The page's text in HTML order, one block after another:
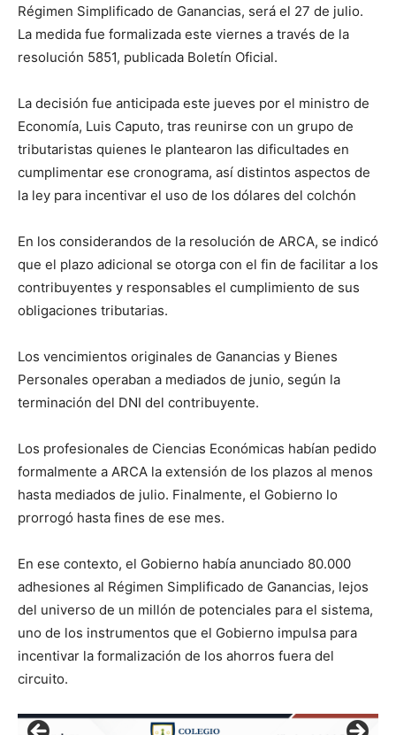
Régimen Simplificado de Ganancias, será el 27 de julio.
La medida fue formalizada este viernes a través de la
resolución 5851, publicada Boletín Oficial.
La decisión fue anticipada este jueves por el ministro de
Economía, Luis Caputo, tras reunirse con un grupo de
tributaristas quienes le plantearon las dificultades en
cumplimentar ese cronograma, así distintos aspectos de
la ley para incentivar el uso de los dólares del colchón
En los considerandos de la resolución de ARCA, se indicó
que el plazo adicional se otorga con el fin de facilitar a los
contribuyentes y responsables el cumplimiento de sus
obligaciones tributarias.
Los vencimientos originales de Ganancias y Bienes
Personales operaban a mediados de junio, según la
terminación del DNI del contribuyente.
Los profesionales de Ciencias Económicas habían pedido
formalmente a ARCA la extensión de los plazos al menos
hasta mediados de julio. Finalmente, el Gobierno lo
prorrogó hasta fines de ese mes.
En ese contexto, el Gobierno había anunciado 80.000
adhesiones al Régimen Simplificado de Ganancias, lejos
del universo de un millón de potenciales para el sistema,
uno de los instrumentos que el Gobierno impulsa para
incentivar la formalización de los ahorros fuera del
circuito.